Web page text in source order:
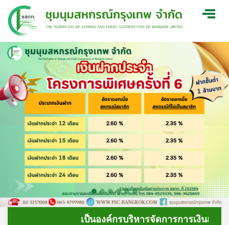
เป็นองค์กรบริหารจัดการการเงินและการลง